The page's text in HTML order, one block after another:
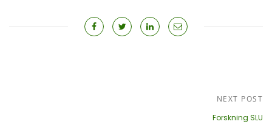
NEXT POST
Forskning SLU